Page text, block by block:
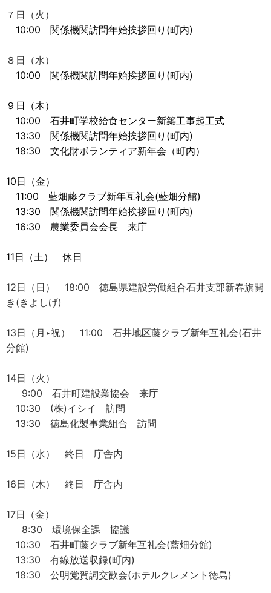
７日（火）
10:00 関係機関訪問年始挨拶回り(町内)
８日（水）
10:00 関係機関訪問年始挨拶回り(町内)
９日（木）
10:00 石井町学校給食センター新築工事起工式
13:30 関係機関訪問年始挨拶回り(町内)
18:30 文化財ボランティア新年会（町内）
10日（金）
11:00 藍畑藤クラブ新年互礼会(藍畑分館)
13:30 関係機関訪問年始挨拶回り(町内)
16:30 農業委員会会長 来庁
11日（土） 休日
12日（日） 18:00 徳島県建設労働組合石井支部新春旗開
き(きよしげ)
13日（月‣祝） 11:00 石井地区藤クラブ新年互礼会(石井
分館)
14日（火）
9:00 石井町建設業協会 来庁
10:30 (株)イシイ 訪問
13:30 徳島化製事業組合 訪問
15日（水） 終日 庁舎内
16日（木） 終日 庁舎内
17日（金）
8:30 環境保全課 協議
10:30 石井町藤クラブ新年互礼会(藍畑分館)
13:30 有線放送収録(町内)
18:30 公明党賀詞交歓会(ホテルクレメント徳島)